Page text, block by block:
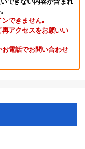
できません｡
アクセスをお願いい
電話でお問い合わせ